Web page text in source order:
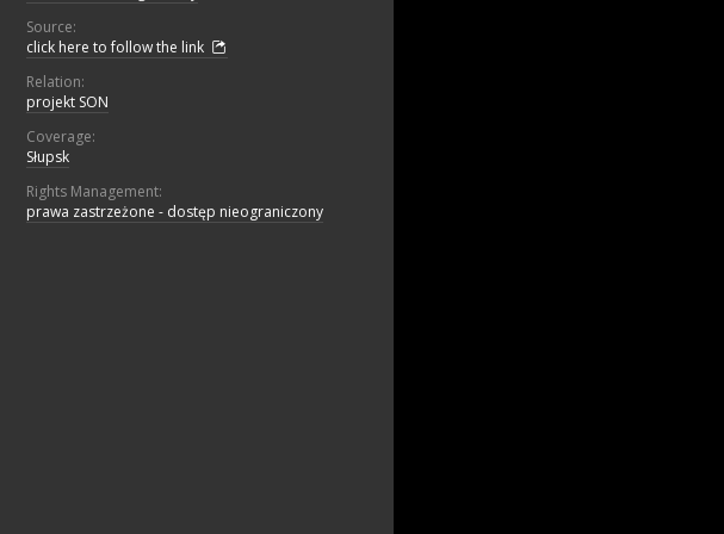
Source:
click here to follow the link
Relation:
projekt SON
Coverage:
Słupsk
Rights Management:
prawa zastrzeżone - dostęp nieograniczony